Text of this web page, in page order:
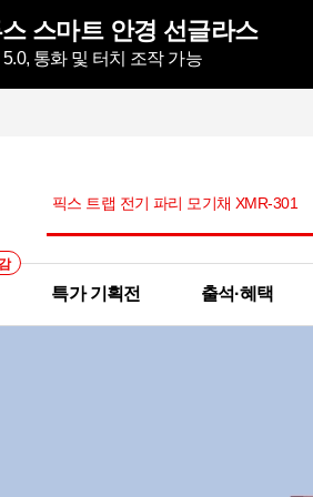
스마트 안경 선글라스
통화 및 터치 조작 가능
특가 기획전 출석·혜택